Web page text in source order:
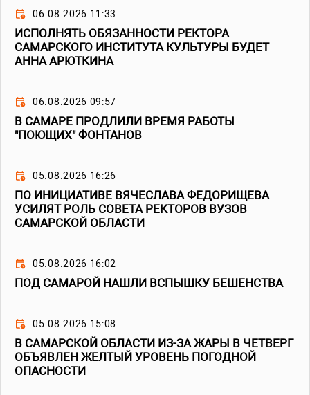
06.08.2026 11:33
ИСПОЛНЯТЬ ОБЯЗАННОСТИ РЕКТОРА
САМАРСКОГО ИНСТИТУТА КУЛЬТУРЫ БУДЕТ
АННА АРЮТКИНА
06.08.2026 09:57
В САМАРЕ ПРОДЛИЛИ ВРЕМЯ РАБОТЫ
"ПОЮЩИХ" ФОНТАНОВ
05.08.2026 16:26
ПО ИНИЦИАТИВЕ ВЯЧЕСЛАВА ФЕДОРИЩЕВА
УСИЛЯТ РОЛЬ СОВЕТА РЕКТОРОВ ВУЗОВ
САМАРСКОЙ ОБЛАСТИ
05.08.2026 16:02
ПОД САМАРОЙ НАШЛИ ВСПЫШКУ БЕШЕНСТВА
05.08.2026 15:08
В САМАРСКОЙ ОБЛАСТИ ИЗ-ЗА ЖАРЫ В ЧЕТВЕРГ
ОБЪЯВЛЕН ЖЕЛТЫЙ УРОВЕНЬ ПОГОДНОЙ
ОПАСНОСТИ